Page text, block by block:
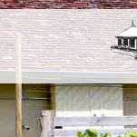
Aller
au
contenu